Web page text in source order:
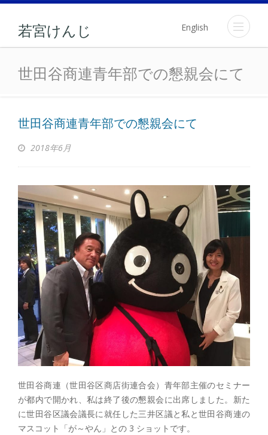
若宮けんじ English
世田谷商連青年部での懇
世田谷商連青年部での懇親会にて
世田谷商連青年部での懇親会にて
2018年6月
世田谷商連（世田谷区商店街連合会）青年部主催のセミナー
が都内で開かれ、私は終了後の懇親会に出席しました。新た
に世田谷区議会議長に就任した三井区議と私と世田谷商連の
マスコット「が～やん」との 3 ショットです。